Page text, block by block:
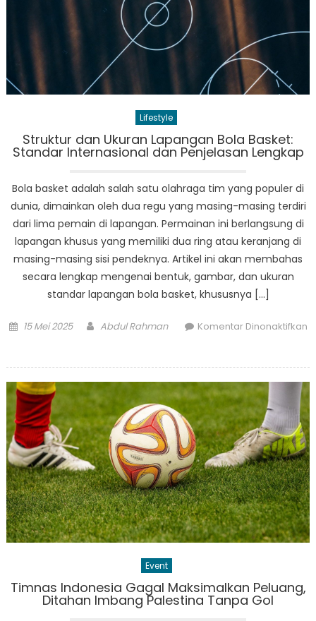
Hacker
Lifestyle
Struktur dan Ukuran Lapangan Bola Basket:
Standar Internasional dan Penjelasan Lengkap
Bola basket adalah salah satu olahraga tim yang populer di
dunia, dimainkan oleh dua regu yang masing-masing terdiri
dari lima pemain di lapangan. Permainan ini berlangsung di
lapangan khusus yang memiliki dua ring atau keranjang di
masing-masing sisi pendeknya. Artikel ini akan membahas
secara lengkap mengenai bentuk, gambar, dan ukuran
standar lapangan bola basket, khususnya […]
Posted
15 Mei 2025 Author
Abdul Rahman
Komentar Dinonaktifkan
Ukuran
Lapangan
Bola
Basket:
Standar
Internasional
dan
Penjelasan
Lengkap
Event
Timnas Indonesia Gagal Maksimalkan Peluang,
Ditahan Imbang Palestina Tanpa Gol